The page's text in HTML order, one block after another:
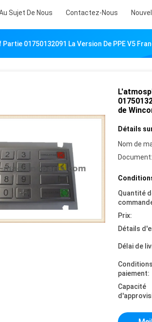
Sujet De Nous Contactez-Nous
01750132091 La Version De PPE V5
de
Détails
Nom de
Document:
Quantité
Prix:
Détails
Délai de
paiement:
Capacité